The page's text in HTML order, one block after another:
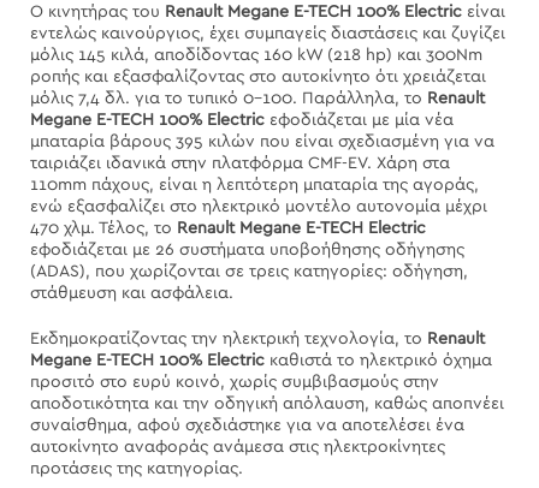
Ο κινητήρας του Renault Megane E-TECH 100% Electric είναι
εντελώς καινούργιος, έχει συμπαγείς διαστάσεις και ζυγίζει
μόλις 145 κιλά, αποδίδοντας 160 kW (218 hp) και 300Nm
ροπής και εξασφαλίζοντας στο αυτοκίνητο ότι χρειάζεται
μόλις 7,4 δλ. για το τυπικό 0-100. Παράλληλα, το Renault
Megane E-TECH 100% Electric εφοδιάζεται με μία νέα
μπαταρία βάρους 395 κιλών που είναι σχεδιασμένη για να
ταιριάζει ιδανικά στην πλατφόρμα CMF-EV. Χάρη στα
110mm πάχους, είναι η λεπτότερη μπαταρία της αγοράς,
ενώ εξασφαλίζει στο ηλεκτρικό μοντέλο αυτονομία μέχρι
470 χλμ. Τέλος, το Renault Megane E-TECH Electric
εφοδιάζεται με 26 συστήματα υποβοήθησης οδήγησης
(ADAS), που χωρίζονται σε τρεις κατηγορίες: οδήγηση,
στάθμευση και ασφάλεια.
Εκδημοκρατίζοντας την ηλεκτρική τεχνολογία, το Renault
Megane E-TECH 100% Electric καθιστά το ηλεκτρικό όχημα
προσιτό στο ευρύ κοινό, χωρίς συμβιβασμούς στην
αποδοτικότητα και την οδηγική απόλαυση, καθώς αποπνέει
συναίσθημα, αφού σχεδιάστηκε για να αποτελέσει ένα
αυτοκίνητο αναφοράς ανάμεσα στις ηλεκτροκίνητες
προτάσεις της κατηγορίας.